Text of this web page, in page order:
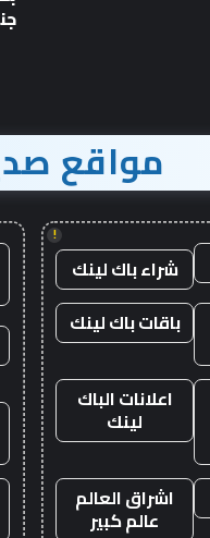
مواقع
!
شراء باك لينك
باقات باك لينك
اعلانات الباك
لينك
اشراق العالم
عالم كبير